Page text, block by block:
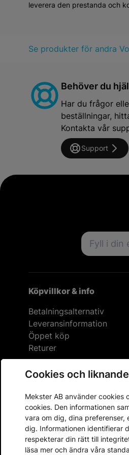
funktioner som avancerade
Senaste Nyheter om
Volvo fortsätter att
tillverkningsprocessen.
Besök Mekster.se för att
Behöver du
Kontakta vår
Support
Email
Cookies och
Mekster AB använder cookies
cookies. Den informationen
vara om dig, dina
dig. Informationen identifierar
respekterar din rätt till
läsa mer och ändra våra